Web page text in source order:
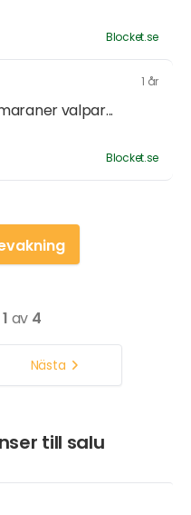
Blocket.se
1 år
valpar...
Blocket.se
1 av 4
Nästa
till salu